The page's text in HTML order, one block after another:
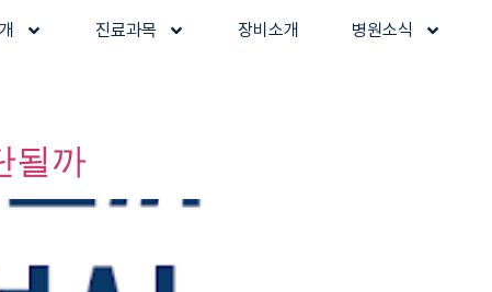
진료과목 장비소개 병원소식
될까